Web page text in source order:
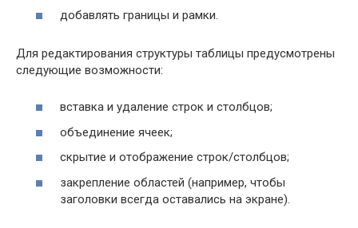
добавлять границы и рамки.
Для редактирования структуры таблицы предусмотрены
следующие возможности:
вставка и удаление строк и столбцов;
объединение ячеек;
скрытие и отображение строк/столбцов;
закрепление областей (например, чтобы
заголовки всегда оставались на экране).